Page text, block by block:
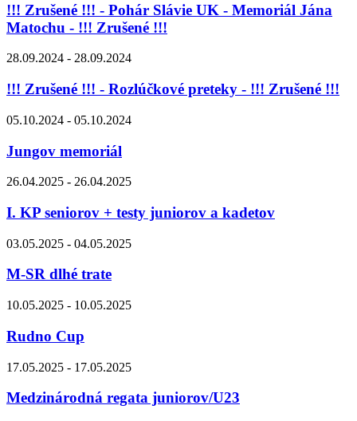
!!! Zrušené !!! - Pohár Slávie UK - Memoriál Jána
Matochu - !!! Zrušené !!!
28.09.2024 - 28.09.2024
!!! Zrušené !!! - Rozlúčkové preteky - !!! Zrušené !!!
05.10.2024 - 05.10.2024
Jungov memoriál
26.04.2025 - 26.04.2025
I. KP seniorov + testy juniorov a kadetov
03.05.2025 - 04.05.2025
M-SR dlhé trate
10.05.2025 - 10.05.2025
Rudno Cup
17.05.2025 - 17.05.2025
Medzinárodná regata juniorov/U23